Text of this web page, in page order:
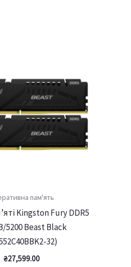
пам'ять
Kingston Fury DDR5
5200 Beast Black
32)
₴27,599.00